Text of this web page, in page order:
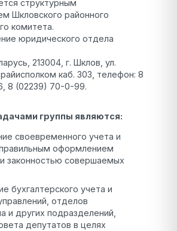
структурным
Шкловского районного
комитета.
юридического отдела
213004, г. Шклов, ул.
каб. 303, телефон: 8
8 (02239) 70-0-99.
группы являются:
своевременного учета и
оформлением
законностью совершаемых
бухгалтерского учета и
отделов
и других подразделений,
депутатов в целях